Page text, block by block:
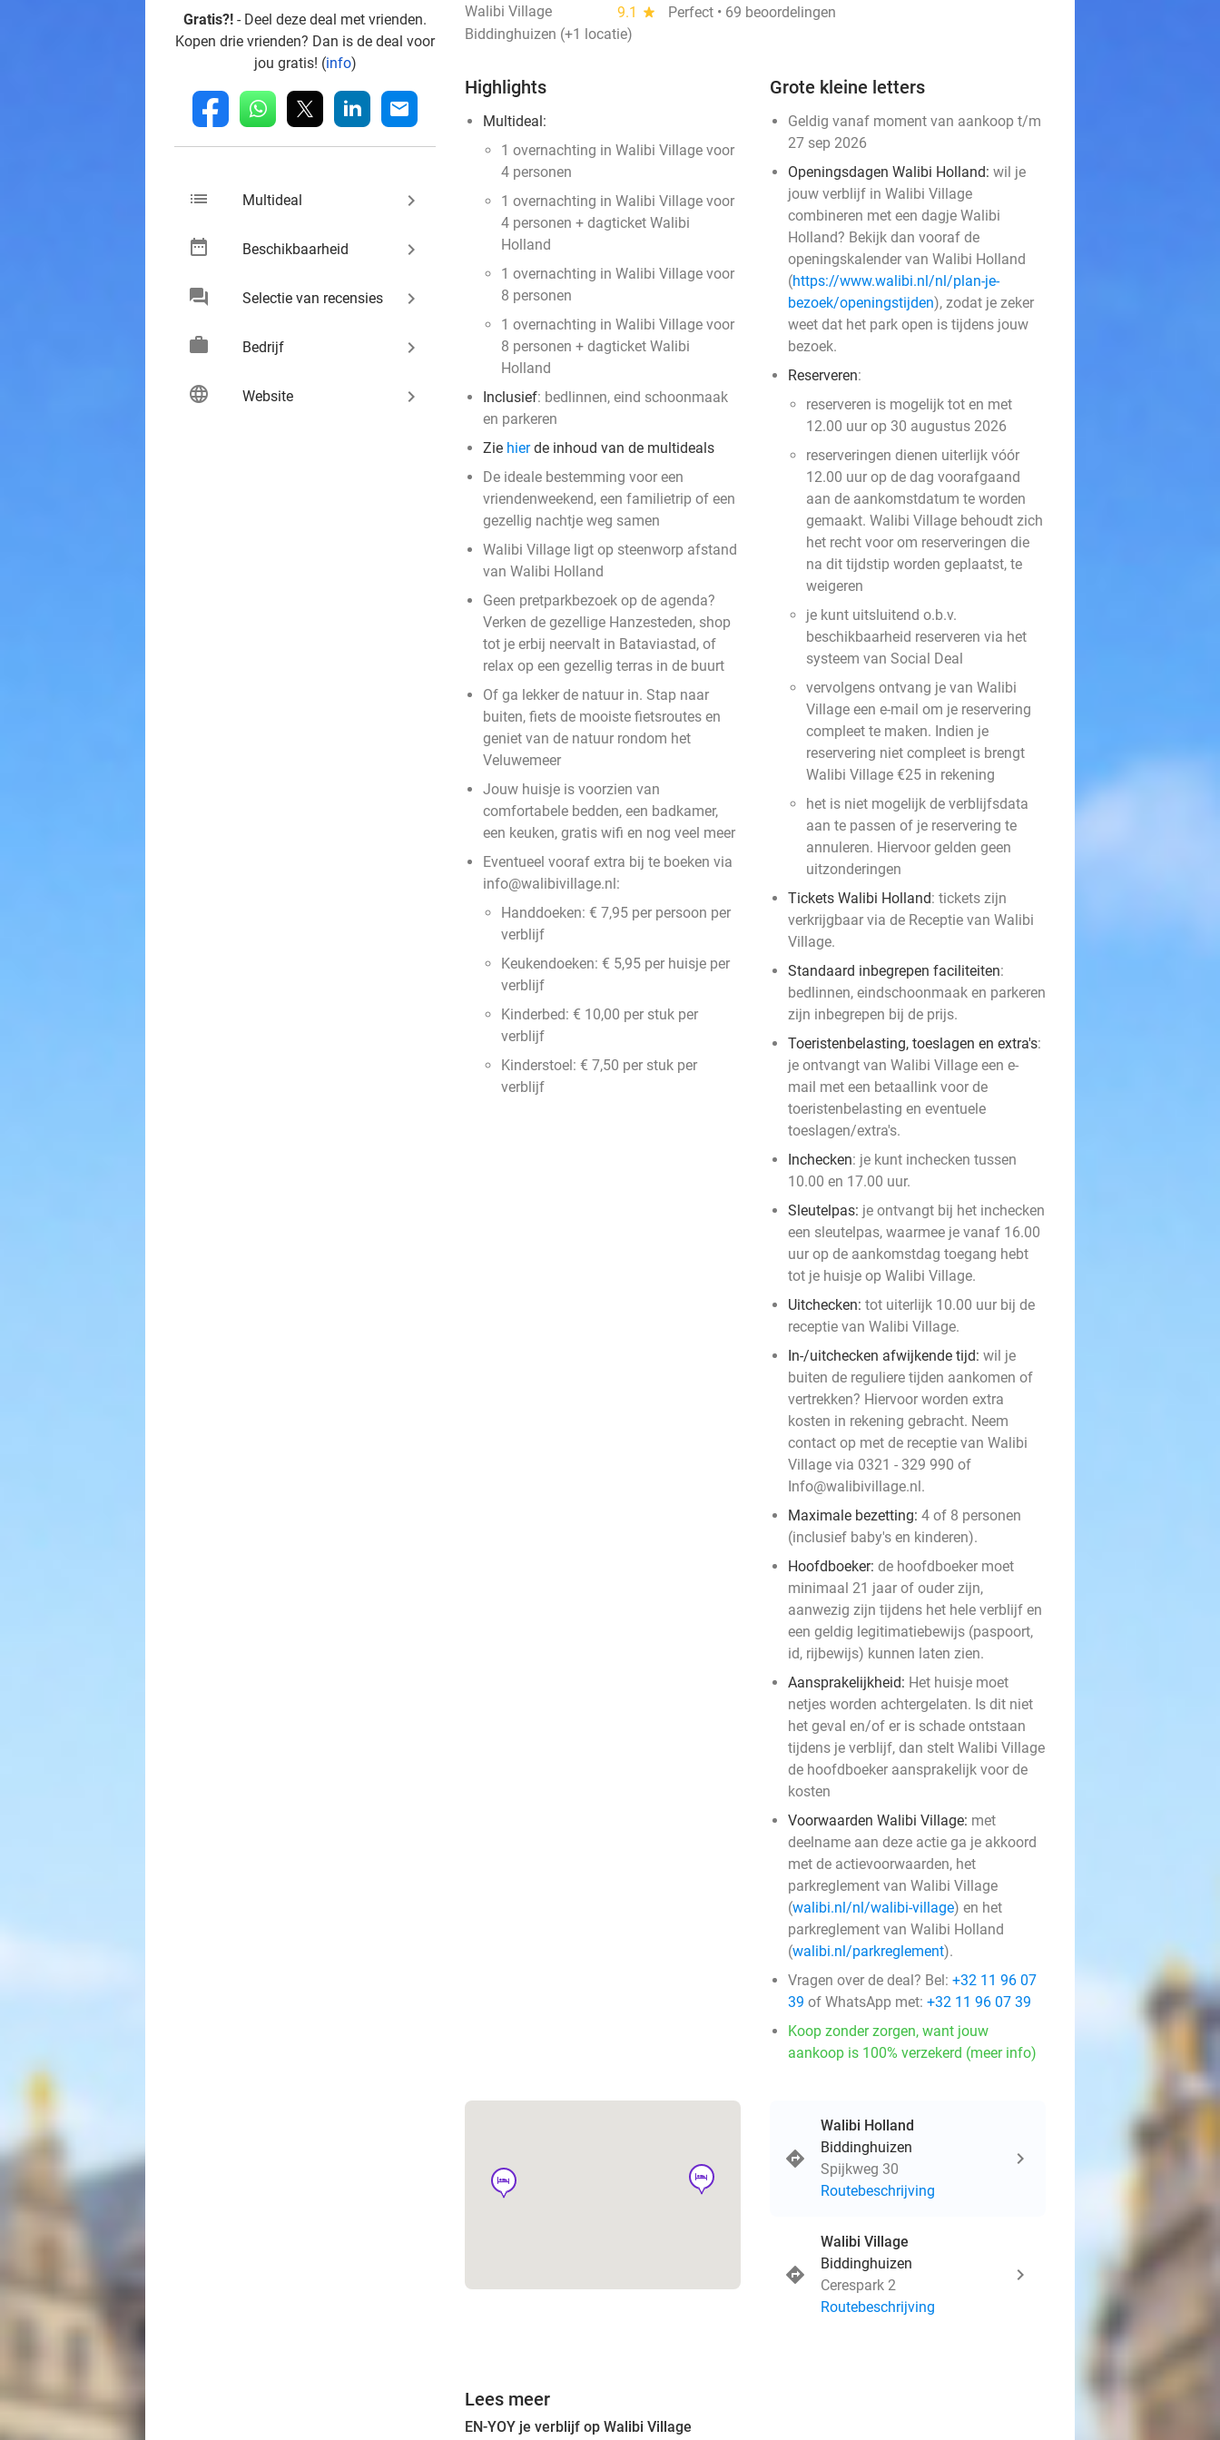
Gratis?! - Deel deze deal met vrienden.
Kopen drie vrienden? Dan is de deal voor
jou gratis! (info)
fb whatsapp linkedin mail
list Multideal keyboard_arrow_right
date_range Beschikbaarheid keyboard_arrow_right
chat Selectie van recensies keyboard_arrow_right
work Bedrijf keyboard_arrow_right
language Website keyboard_arrow_right
Walibi Village 9.1 star
Perfect • 69 beoordelingen
Biddinghuizen (+1 locatie)
Highlights
Multideal:
1 overnachting in Walibi Village voor
4 personen
1 overnachting in Walibi Village voor
4 personen + dagticket Walibi
Holland
1 overnachting in Walibi Village voor
8 personen
1 overnachting in Walibi Village voor
8 personen + dagticket Walibi
Holland
Inclusief: bedlinnen, eind schoonmaak
en parkeren
Zie hierde inhoud van de multideals
De ideale bestemming voor een
vriendenweekend, een familietrip of een
gezellig nachtje weg samen
Walibi Village ligt op steenworp afstand
van Walibi Holland
Geen pretparkbezoek op de agenda?
Verken de gezellige Hanzesteden, shop
tot je erbij neervalt in Bataviastad, of
relax op een gezellig terras in de buurt
Of ga lekker de natuur in. Stap naar
buiten, fiets de mooiste fietsroutes en
geniet van de natuur rondom het
Veluwemeer
Jouw huisje is voorzien van
comfortabele bedden, een badkamer,
een keuken, gratis wifi en nog veel meer
Eventueel vooraf extra bij te boeken via
info@walibivillage.nl:
Handdoeken: € 7,95 per persoon per
verblijf
Keukendoeken: € 5,95 per huisje per
verblijf
Kinderbed: € 10,00 per stuk per
verblijf
Kinderstoel: € 7,50 per stuk per
verblijf
Grote kleine letters
Geldig vanaf moment van aankoop t/m
27 sep 2026
Openingsdagen Walibi Holland: wil je
jouw verblijf in Walibi Village
combineren met een dagje Walibi
Holland? Bekijk dan vooraf de
openingskalender van Walibi Holland
(https://www.walibi.nl/nl/plan-je-
bezoek/openingstijden), zodat je zeker
weet dat het park open is tijdens jouw
bezoek.
Reserveren:
reserveren is mogelijk tot en met
12.00 uur op 30 augustus 2026
reserveringen dienen uiterlijk vóór
12.00 uur op de dag voorafgaand
aan de aankomstdatum te worden
gemaakt. Walibi Village behoudt zich
het recht voor om reserveringen die
na dit tijdstip worden geplaatst, te
weigeren
je kunt uitsluitend o.b.v.
beschikbaarheid reserveren via het
systeem van Social Deal
vervolgens ontvang je van Walibi
Village een e-mail om je reservering
compleet te maken. Indien je
reservering niet compleet is brengt
Walibi Village €25 in rekening
het is niet mogelijk de verblijfsdata
aan te passen of je reservering te
annuleren. Hiervoor gelden geen
uitzonderingen
Tickets Walibi Holland: tickets zijn
verkrijgbaar via de Receptie van Walibi
Village.
Standaard inbegrepen faciliteiten:
bedlinnen, eindschoonmaak en parkeren
zijn inbegrepen bij de prijs.
Toeristenbelasting, toeslagen en extra's:
je ontvangt van Walibi Village een e-
mail met een betaallink voor de
toeristenbelasting en eventuele
toeslagen/extra's.
Inchecken: je kunt inchecken tussen
10.00 en 17.00 uur.
Sleutelpas: je ontvangt bij het inchecken
een sleutelpas, waarmee je vanaf 16.00
uur op de aankomstdag toegang hebt
tot je huisje op Walibi Village.
Uitchecken: tot uiterlijk 10.00 uur bij de
receptie van Walibi Village.
In-/uitchecken afwijkende tijd: wil je
buiten de reguliere tijden aankomen of
vertrekken? Hiervoor worden extra
kosten in rekening gebracht. Neem
contact op met de receptie van Walibi
Village via 0321 - 329 990 of
Info@walibivillage.nl.
Maximale bezetting: 4 of 8 personen
(inclusief baby's en kinderen).
Hoofdboeker: de hoofdboeker moet
minimaal 21 jaar of ouder zijn,
aanwezig zijn tijdens het hele verblijf en
een geldig legitimatiebewijs (paspoort,
id, rijbewijs) kunnen laten zien.
Aansprakelijkheid: Het huisje moet
netjes worden achtergelaten. Is dit niet
het geval en/of er is schade ontstaan
tijdens je verblijf, dan stelt Walibi Village
de hoofdboeker aansprakelijk voor de
kosten
Voorwaarden Walibi Village: met
deelname aan deze actie ga je akkoord
met de actievoorwaarden, het
parkreglement van Walibi Village
(walibi.nl/nl/walibi-village) en het
parkreglement van Walibi Holland
(walibi.nl/parkreglement).
Vragen over de deal? Bel: +32 11 96 07
39 of WhatsApp met: +32 11 96 07 39
Koop zonder zorgen, want jouw
aankoop is 100% verzekerd (meer info)
hotel hotel
Walibi Holland
Biddinghuizen
Spijkweg 30
Routebeschrijving
Walibi Village
Biddinghuizen
Cerespark 2
Routebeschrijving
Lees meer
EN-YOY je verblijf op Walibi Village